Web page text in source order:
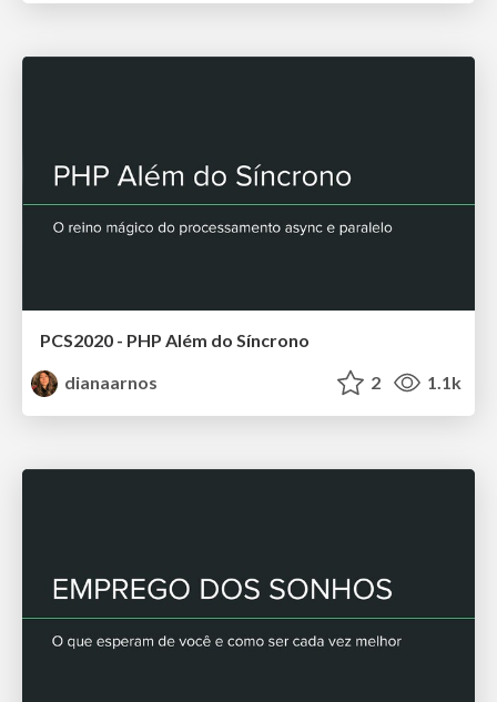
PCS2020 - PHP Além do Síncrono
dianaarnos
2 1.1k